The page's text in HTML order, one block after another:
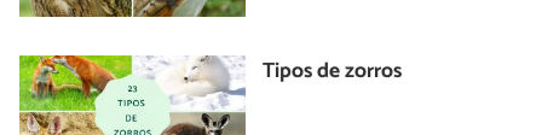
Tipos de zorros